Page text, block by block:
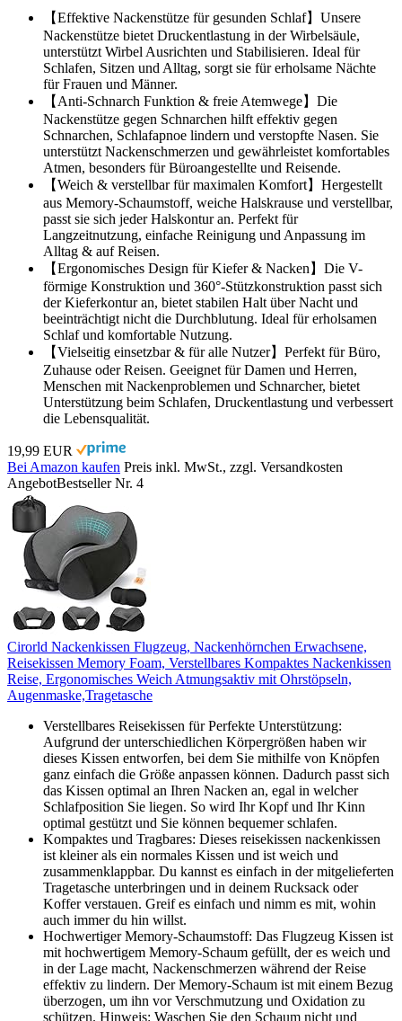
【Effektive Nackenstütze für gesunden Schlaf】Unsere
Nackenstütze bietet Druckentlastung in der Wirbelsäule,
unterstützt Wirbel Ausrichten und Stabilisieren. Ideal für
Schlafen, Sitzen und Alltag, sorgt sie für erholsame Nächte
für Frauen und Männer.
【Anti-Schnarch Funktion & freie Atemwege】Die
Nackenstütze gegen Schnarchen hilft effektiv gegen
Schnarchen, Schlafapnoe lindern und verstopfte Nasen. Sie
unterstützt Nackenschmerzen und gewährleistet komfortables
Atmen, besonders für Büroangestellte und Reisende.
【Weich & verstellbar für maximalen Komfort】Hergestellt
aus Memory-Schaumstoff, weiche Halskrause und verstellbar,
passt sie sich jeder Halskontur an. Perfekt für
Langzeitnutzung, einfache Reinigung und Anpassung im
Alltag & auf Reisen.
【Ergonomisches Design für Kiefer & Nacken】Die V-
förmige Konstruktion und 360°-Stützkonstruktion passt sich
der Kieferkontur an, bietet stabilen Halt über Nacht und
beeinträchtigt nicht die Durchblutung. Ideal für erholsamen
Schlaf und komfortable Nutzung.
【Vielseitig einsetzbar & für alle Nutzer】Perfekt für Büro,
Zuhause oder Reisen. Geeignet für Damen und Herren,
Menschen mit Nackenproblemen und Schnarcher, bietet
Unterstützung beim Schlafen, Druckentlastung und verbessert
die Lebensqualität.
19,99 EUR
Bei Amazon kaufen Preis inkl. MwSt., zzgl. Versandkosten
AngebotBestseller Nr. 4
Cirorld Nackenkissen Flugzeug, Nackenhörnchen Erwachsene,
Reisekissen Memory Foam, Verstellbares Kompaktes Nackenkissen
Reise, Ergonomisches Weich Atmungsaktiv mit Ohrstöpseln,
Augenmaske,Tragetasche
Verstellbares Reisekissen für Perfekte Unterstützung:
Aufgrund der unterschiedlichen Körpergrößen haben wir
dieses Kissen entworfen, bei dem Sie mithilfe von Knöpfen
ganz einfach die Größe anpassen können. Dadurch passt sich
das Kissen optimal an Ihren Nacken an, egal in welcher
Schlafposition Sie liegen. So wird Ihr Kopf und Ihr Kinn
optimal gestützt und Sie können bequemer schlafen.
Kompaktes und Tragbares: Dieses reisekissen nackenkissen
ist kleiner als ein normales Kissen und ist weich und
zusammenklappbar. Du kannst es einfach in der mitgelieferten
Tragetasche unterbringen und in deinem Rucksack oder
Koffer verstauen. Greif es einfach und nimm es mit, wohin
auch immer du hin willst.
Hochwertiger Memory-Schaumstoff: Das Flugzeug Kissen ist
mit hochwertigem Memory-Schaum gefüllt, der es weich und
in der Lage macht, Nackenschmerzen während der Reise
effektiv zu lindern. Der Memory-Schaum ist mit einem Bezug
überzogen, um ihn vor Verschmutzung und Oxidation zu
schützen. Hinweis: Waschen Sie den Schaum nicht und